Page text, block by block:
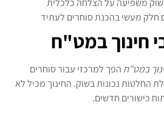
משפיעה על הצלחה כלכלית
חלק מעשי בהכנת סוחרים לעתיד
חינוך במט"ח
במט"ח הפך למרכזי עבור סוחרים
החלטות נכונות בשוק. החינוך מכיל לא
כישורים חדשים.